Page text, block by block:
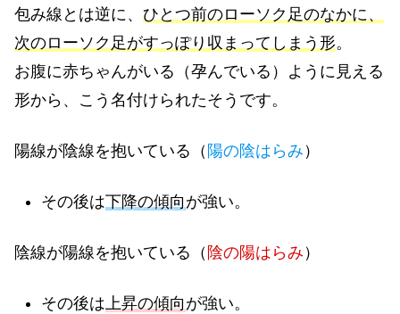
包み線とは逆に、 ひとつ前のローソク足のなかに、
次のローソク足がすっぽり収まってしまう形。
お腹に赤ちゃんがいる（孕んでいる）ように見える
形から、こう名付けられたそうです。
陽線が陰線を抱いている（ 陽の陰はらみ ）
その後は下降の傾向 が強い。
陰線が陽線を抱いている（ 陰の陽はらみ ）
その後は上昇の傾向 が強い。